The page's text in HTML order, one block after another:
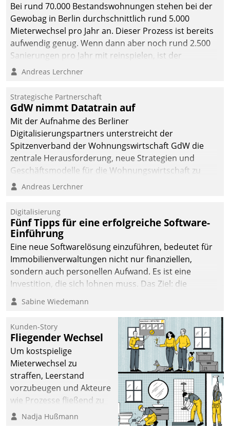
Bei rund 70.000 Bestandswohnungen stehen bei der
Gewobag in Berlin durchschnittlich rund 5.000
Mieterwechsel pro Jahr an. Dieser Prozess ist bereits
aufwendig genug. Wenn dann aber noch rund 2.500
Sanierungen pro Jahr mit reinspielen, ist der
Betreuungs- und Organisationsaufwand immens. Im
kommunale Wohnungsbauunternehmen daher
gemeinsam mit der Berliner Datatrain GmbH den
Teilprozess der Objektsanierung digitalisiert.
Andreas Lerchner
Strategische Partnerschaft
GdW nimmt Datatrain auf
Mit der Aufnahme des Berliner
Digitalisierungspartners unterstreicht der
Spitzenverband der Wohnungswirtschaft GdW die
zentrale Herausforderung, neue Strategien und
Geschäftsmodelle für die Wohnungswirtschaft zu
entwickeln.
Andreas Lerchner
Digitalisierung
Fünf Tipps für eine erfolgreiche Software-
Einführung
Eine neue Softwarelösung einzuführen, bedeutet für
Immobilienverwaltungen nicht nur finanziellen,
sondern auch personellen Aufwand. Es ist eine
Investition, die sich lohnen muss. Das Ziel: die
nachhaltige Optimierung der Geschäftsabläufe. Damit
dieses Ziel erreicht wird, sollten einige Grundregeln
Sabine Wiedemann
Kunden-Story
Fliegender Wechsel
Um kostspielige
Mieterwechsel zu
straffen, Leerstand
vorzubeugen und Akteure
wie Prozesse fließend zu
vernetzen, nutzt die
Nadja Hußmann